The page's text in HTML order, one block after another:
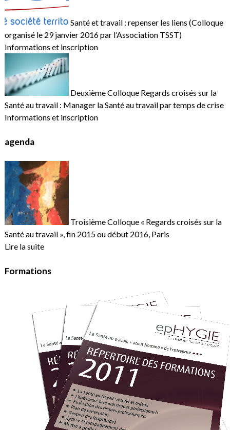
Santé et travail : repenser les liens (Colloque
organisé le 29 janvier 2016 par l’Association TSST)
Informations et inscription
Deuxième Colloque Regards croisés sur la
Santé au travail : Manager la Santé au travail par temps de crise
Informations et inscription
agenda
Troisième Colloque « Regards croisés sur la
Santé au travail », fin 2015 ou début 2016, Paris
Lire la suite
Formations